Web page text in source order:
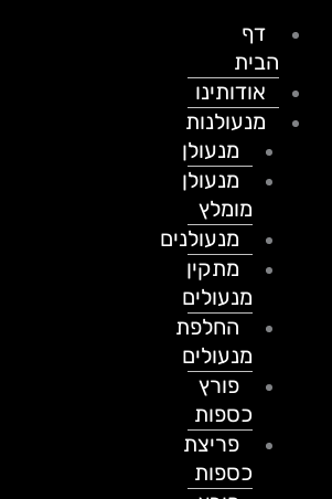
דף
הבית
אודותינו
מנעולנות
מנעולן
מנעולן
מומלץ
מנעולנים
מתקין
מנעולים
החלפת
מנעולים
פורץ
כספות
פריצת
כספות